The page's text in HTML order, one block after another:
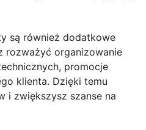
są również dodatkowe
rozważyć organizowanie
promocje
klienta. Dzięki temu
i zwiększysz szanse na